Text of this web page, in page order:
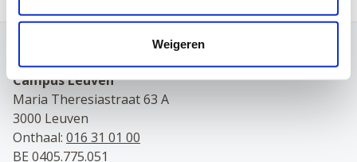
Weigeren
Campus Leuven
Maria Theresiastraat 63 A
3000 Leuven
Onthaal: 016 31 01 00
BE 0405.775.051